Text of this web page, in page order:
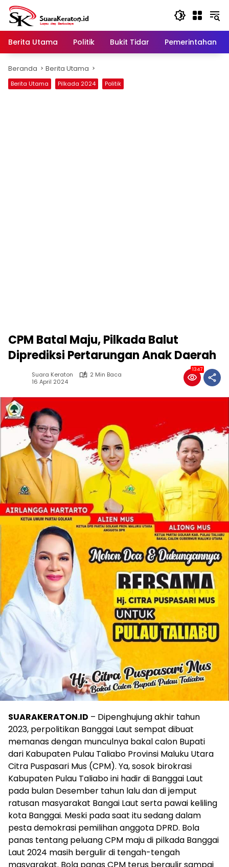
Langsung
konten
Berita Utama
Politik Bukit Tidar Pemerintahan
Beranda Berita Utama
Berita Utama Pilkada 2024 Politik
CPM Batal Maju, Pilkada Balut
Diprediksi Pertarungan Anak Daerah
Suara Keraton
2 Min Baca
16 April 2024
1347
SUARAKERATON.ID – Dipenghujung akhir tahun
2023, perpolitikan Banggai Laut sempat dibuat
memanas dengan munculnya bakal calon Bupati
dari Kabupaten Pulau Taliabo Provinsi Maluku Utara
Citra Puspasari Mus (CPM). Ya, sosok birokrasi
Kabupaten Pulau Taliabo ini hadir di Banggai Laut
pada bulan Desember tahun lalu dan di jemput
ratusan masyarakat Bangai Laut serta pawai keliling
kota Banggai. Meski pada saat itu sedang dalam
pesta demokrasi pemilihan anggota DPRD. Bola
panas tentang peluang CPM maju di pilkada Banggai
Laut 2024 masih bergulir di tengah-tengah
masyarakat. Bola panas CPM terus bergulir sampai